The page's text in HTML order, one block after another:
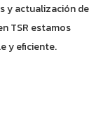
y actualización de
TSR estamos
y eficiente.